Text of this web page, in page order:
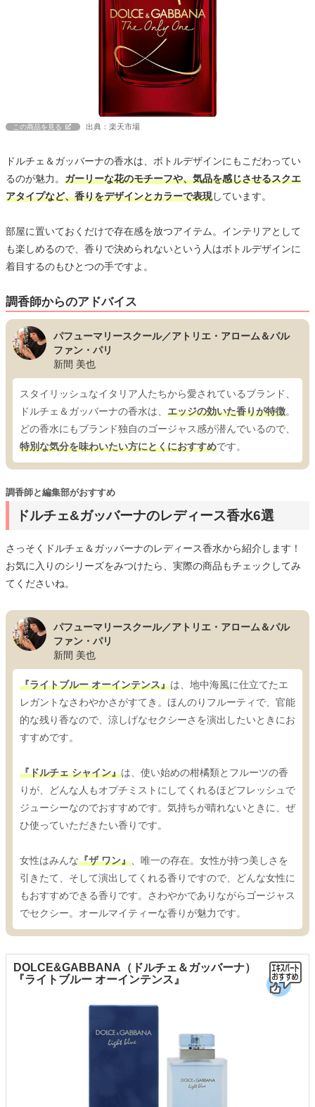
この商品を見る 出典：楽天市場
ドルチェ＆ガッバーナの香水は、ボトルデザインにもこだわってい
るのが魅力。 ガーリーな花のモチーフや、気品を感じさせるスクエ
アタイプなど、香りをデザインとカラーで表現しています。
部屋に置いておくだけで存在感を放つアイテム。インテリアとして
も楽しめるので、香りで決められないという人はボトルデザインに
着目するのもひとつの手ですよ。
調香師からのアドバイス
パフューマリースクール／アトリエ・アローム＆パル
ファン・パリ
新間 美也
スタイリッシュなイタリア人たちから愛されているブランド、
ドルチェ＆ガッバーナの香水は、 エッジの効いた香りが特徴。
どの香水にもブランド独自のゴージャス感が潜んでいるので、
特別な気分を味わいたい方にとくにおすすめです。
ドルチェ&ガッバーナのレディース香水6選
調香師と編集部がおすすめ
さっそくドルチェ＆ガッバーナのレディース香水から紹介します！
お気に入りのシリーズをみつけたら、実際の商品もチェックしてみ
てくださいね。
パフューマリースクール／アトリエ・アローム＆パル
ファン・パリ
新間 美也
『ライトブルー オーインテンス』は、地中海風に仕立てたエ
レガントなさわやかさがすてき。ほんのりフルーティで、官能
的な残り香なので、涼しげなセクシーさを演出したいときにお
すすめです。
『ドルチェ シャイン』は、使い始めの柑橘類とフルーツの香
りが、どんな人もオプチミストにしてくれるほどフレッシュで
ジューシーなのでおすすめです。気持ちが晴れないときに、ぜ
ひ使っていただきたい香りです。
女性はみんな『ザ ワン』、唯一の存在。女性が持つ美しさを
引きたて、そして演出してくれる香りですので、どんな女性に
もおすすめできる香りです。さわやかでありながらゴージャス
でセクシー。オールマイティーな香りが魅力です。
DOLCE&GABBANA（ドルチェ＆ガッバーナ）
『ライトブルー オーインテンス』